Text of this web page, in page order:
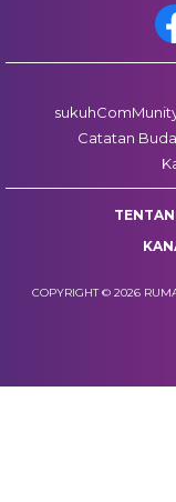
Catatan
COPYRIGHT © 2026